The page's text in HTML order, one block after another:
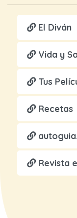
El Diván
Vida y
Tus
Recetas
Revista